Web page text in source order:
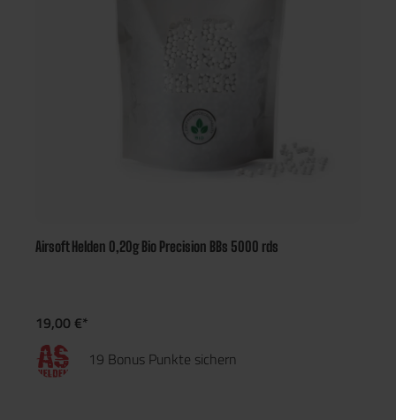
Airsoft Helden 0,20g Bio Precision BBs 5000 rds
19,00 €*
19 Bonus Punkte sichern